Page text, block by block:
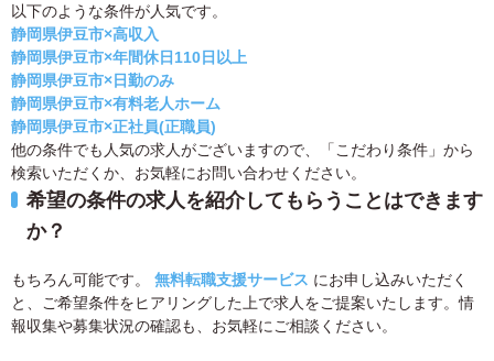
以下のような条件が人気です。
静岡県伊豆市×高収入
静岡県伊豆市×年間休日110日以上
静岡県伊豆市×日勤のみ
静岡県伊豆市×有料老人ホーム
静岡県伊豆市×正社員(正職員)
他の条件でも人気の求人がございますので、「こだわり条件」から
検索いただくか、お気軽にお問い合わせください。
希望の条件の求人を紹介してもらうことはできます
か？
もちろん可能です。 無料転職支援サービス にお申し込みいただく
と、ご希望条件をヒアリングした上で求人をご提案いたします。情
報収集や募集状況の確認も、お気軽にご相談ください。